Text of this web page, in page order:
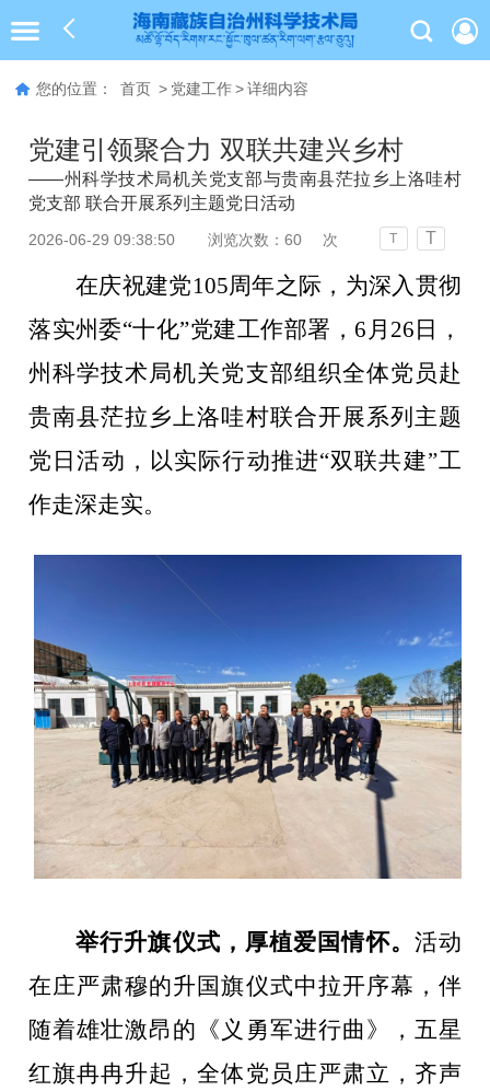
您的位置： 首页 > 党建工作 > 详细内容
党建引领聚合力 双联共建兴乡村
——州科学技术局机关党支部与贵南县茫拉乡上洛哇村
党支部 联合开展系列主题党日活动
2026-06-29 09:38:50 浏览次数：60 次 T T
在庆祝建党105周年之际，为深入贯彻
落实州委“十化”党建工作部署， 6 月 26 日，
州科学技术局机关党支部组织全体党员赴
贵南县茫拉乡上洛哇村联合开展系列主题
党日活动，以实际行动推进“双联共建”工
作走深走实。
举行升旗仪式，厚植爱国情怀。 活动
在庄严肃穆的升国旗仪式中拉开序幕，伴
随着雄壮激昂的《义勇军进行曲》，五星
红旗冉冉升起，全体党员庄严肃立，齐声